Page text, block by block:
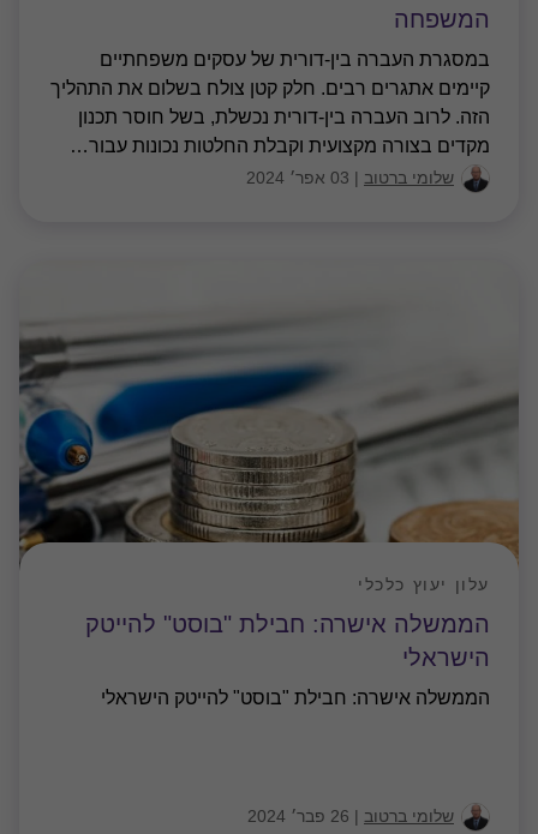
המשפחה
במסגרת העברה בין-דורית של עסקים משפחתיים
קיימים אתגרים רבים. חלק קטן צולח בשלום את התהליך
הזה. לרוב העברה בין-דורית נכשלת, בשל חוסר תכנון
מקדים בצורה מקצועית וקבלת החלטות נכונות עבור…
שלומי ברטוב | 03 אפר׳ 2024
הממשלה אישרה: חבילת "בוסט" להייטק
הישראלי
עלון יעוץ כלכלי
הממשלה אישרה: חבילת "בוסט" להייטק הישראלי
שלומי ברטוב | 26 פבר׳ 2024